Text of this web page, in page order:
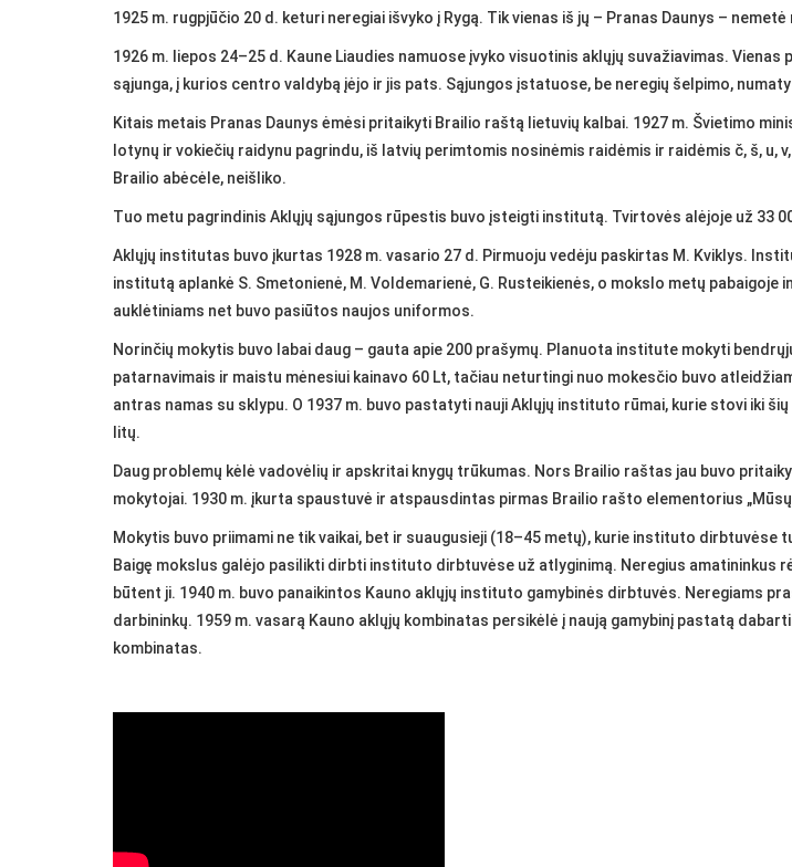
1925 m. rugpjūčio 20 d. keturi neregiai išvyko į Rygą. Tik vienas iš jų – Pranas Daunys –
1926 m. liepos 24–25 d. Kaune Liaudies namuose įvyko visuotinis aklųjų suvažiavimas.
sąjunga, į kurios centro valdybą įėjo ir jis pats. Sąjungos įstatuose, be neregių šelpimo,
Kitais metais Pranas Daunys ėmėsi pritaikyti Brailio raštą lietuvių kalbai. 1927 m. Švietimo
lotynų ir vokiečių raidynu pagrindu, iš latvių perimtomis nosinėmis raidėmis ir raidėmis č, š,
Brailio abėcėle, neišliko.
Tuo metu pagrindinis Aklųjų sąjungos rūpestis buvo įsteigti institutą. Tvirtovės alėjoje už 33
Aklųjų institutas buvo įkurtas 1928 m. vasario 27 d. Pirmuoju vedėju paskirtas M. Kviklys.
institutą aplankė S. Smetonienė, M. Voldemarienė, G. Rusteikienės, o mokslo metų
auklėtiniams net buvo pasiūtos naujos uniformos.
Norinčių mokytis buvo labai daug – gauta apie 200 prašymų. Planuota institute mokyti
patarnavimais ir maistu mėnesiui kainavo 60 Lt, tačiau neturtingi nuo mokesčio buvo
antras namas su sklypu. O 1937 m. buvo pastatyti nauji Aklųjų instituto rūmai, kurie stovi iki
litų.
Daug problemų kėlė vadovėlių ir apskritai knygų trūkumas. Nors Brailio raštas jau buvo
mokytojai. 1930 m. įkurta spaustuvė ir atspausdintas pirmas Brailio rašto elementorius
Mokytis buvo priimami ne tik vaikai, bet ir suaugusieji (18–45 metų), kurie instituto
Baigę mokslus galėjo pasilikti dirbti instituto dirbtuvėse už atlyginimą. Neregius amatininkus
būtent ji. 1940 m. buvo panaikintos Kauno aklųjų instituto gamybinės dirbtuvės. Neregiams
darbininkų. 1959 m. vasarą Kauno aklųjų kombinatas persikėlė į naują gamybinį pastatą
kombinatas.